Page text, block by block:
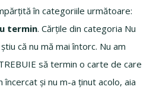
în categoriile următoare:
termin. Cărțile din categoria Nu
că nu mă mai întorc. Nu am
să termin o carte de care
încercat și nu m-a ținut acolo, aia